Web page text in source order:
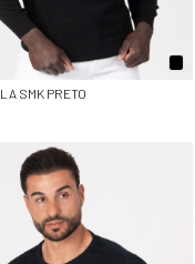
SMK PRETO